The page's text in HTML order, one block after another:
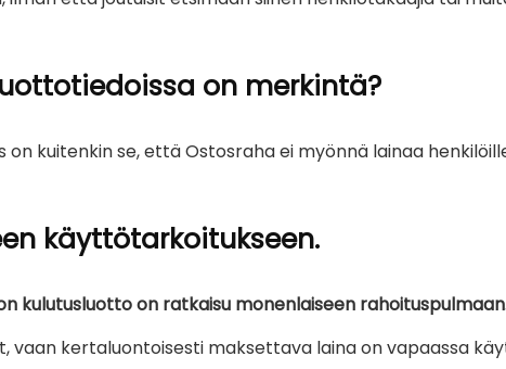
on merkintä?
kuitenkin se, että Ostosraha ei myönnä lainaa
käyttötarkoitukseen.
kulutusluotto on ratkaisu monenlaiseen
vaan kertaluontoisesti maksettava laina on vapaassa